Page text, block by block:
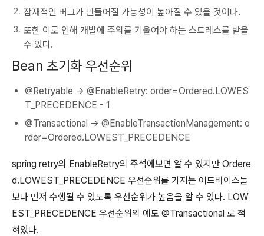
잠재적인 버그가 만들어질 가능성이 높아질 수 있을 것이다.
또한 이로 인해 개발에 주의를 기울여야 하는 스트레스를 받을
수 있다.
Bean 초기화 우선순위
@Retryable → @EnableRetry: order=Ordered.LOWES
T_PRECEDENCE - 1
@Transactional → @EnableTransactionManagement: o
rder=Ordered.LOWEST_PRECEDENCE
spring retry의 EnableRetry의 주석에보면 알 수 있지만 Ordere
d.LOWEST_PRECEDENCE 우선순위를 가지는 어드바이스들
보다 먼저 수행될 수 있도록 우선순위가 높음을 알 수 있다. LOW
EST_PRECEDENCE 우선순위의 예도 @Transactional 로 적
혀있다.